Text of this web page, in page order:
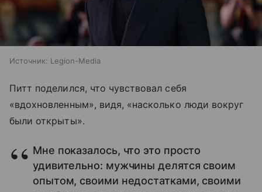
Источник: Legion-Media
Питт поделился, что чувствовал себя
«вдохновленным», видя, «насколько люди вокруг
были открыты».
Мне показалось, что это просто
удивительно: мужчины делятся своим
опытом, своими недостатками, своими